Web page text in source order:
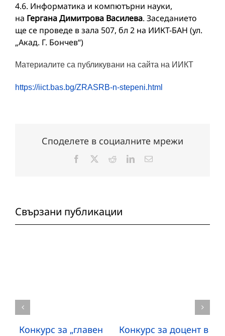
4.6. Информатика и компютърни науки,
на Гергана Димитрова Василева. Заседанието
ще се проведе в зала 507, бл 2 на ИИКТ-БАН (ул.
„Акад. Г. Бончев“)
Материалите са публикувани на сайта на ИИКТ
https://iict.bas.bg/ZRASRB-n-stepeni.html
Споделете в социалните мрежи
Facebook RedditLinkedInЕлектронна
Свързани публикации
Конкурс за „главен
Конкурс за доцент в